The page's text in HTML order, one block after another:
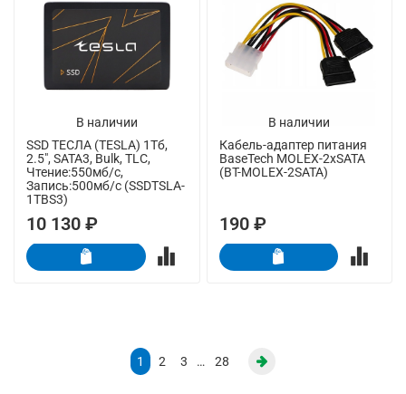
В наличии
SSD ТЕСЛА (TESLA) 1Тб,
2.5", SATA3, Bulk, TLC,
Чтение:550мб/с,
Запись:500мб/с (SSDTSLA-
1TBS3)
10 130 ₽
В наличии
Кабель-адаптер питания
BaseTech MOLEX-2xSATA
(BT-MOLEX-2SATA)
190 ₽
1 2 3 … 28